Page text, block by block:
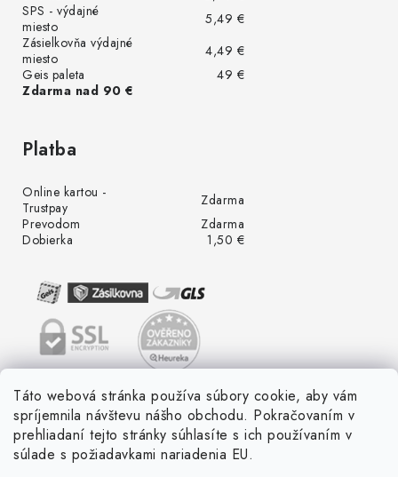
Táto webová stránka používa súbory cookie, aby vám
spríjemnila návštevu nášho obchodu. Pokračovaním v
prehliadaní tejto stránky súhlasíte s ich používaním v
súlade s požiadavkami nariadenia EU.
SPS - výdajné
miesto
5,49 €
Zásielkovňa výdajné
miesto
4,49 €
Geis paleta
49 €
Zdarma nad 90 €
Platba
Online kartou -
Trustpay
Zdarma
Prevodom
Zdarma
Dobierka
1,50 €